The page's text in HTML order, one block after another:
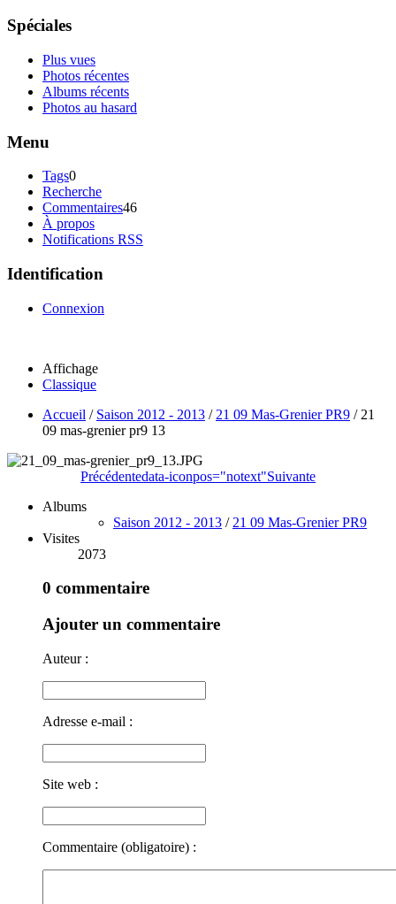
Spéciales
Plus vues
Photos récentes
Albums récents
Photos au hasard
Menu
Tags0
Recherche
Commentaires46
À propos
Notifications RSS
Identification
Connexion
Affichage
Classique
Accueil / Saison 2012 - 2013 / 21 09 Mas-Grenier PR9 / 21
09 mas-grenier pr9 13
Précédentedata-iconpos="notext"Suivante
Albums
Saison 2012 - 2013 / 21 09 Mas-Grenier PR9
Visites
2073
0 commentaire
Ajouter un commentaire
Auteur :
Adresse e-mail :
Site web :
Commentaire (obligatoire) :